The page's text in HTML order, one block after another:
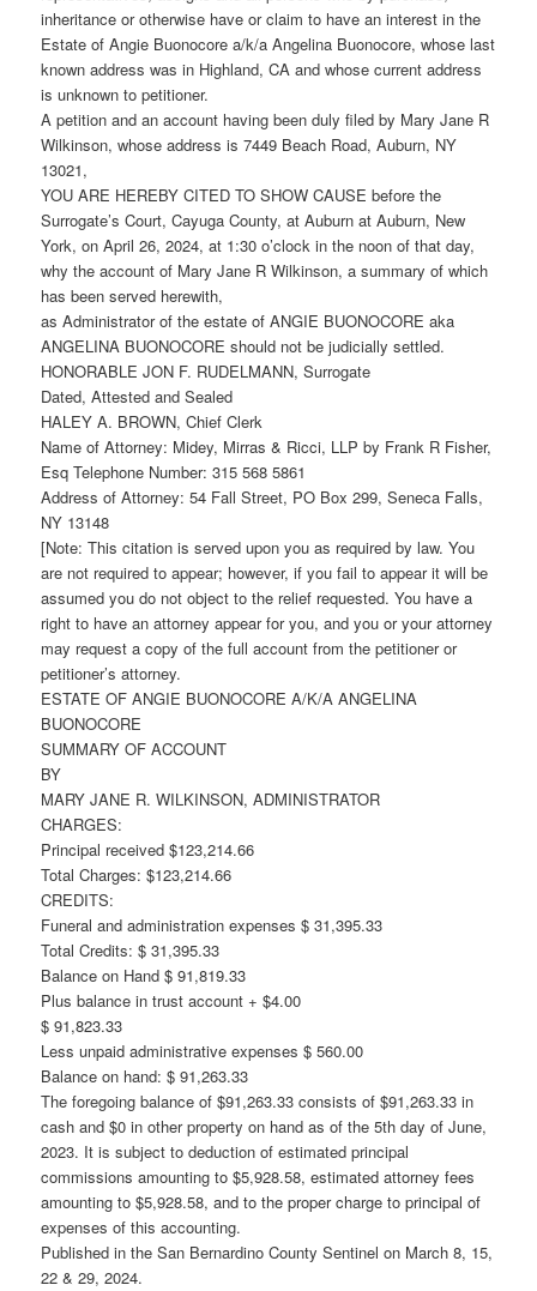
inheritance or otherwise have or claim to have an interest in the
Estate of Angie Buonocore a/k/a Angelina Buonocore, whose last
known address was in Highland, CA and whose current address
is unknown to petitioner.
A petition and an account having been duly filed by Mary Jane R
Wilkinson, whose address is 7449 Beach Road, Auburn, NY
13021,
YOU ARE HEREBY CITED TO SHOW CAUSE before the
Surrogate’s Court, Cayuga County, at Auburn at Auburn, New
York, on April 26, 2024, at 1:30 o’clock in the noon of that day,
why the account of Mary Jane R Wilkinson, a summary of which
has been served herewith,
as Administrator of the estate of ANGIE BUONOCORE aka
ANGELINA BUONOCORE should not be judicially settled.
HONORABLE JON F. RUDELMANN, Surrogate
Dated, Attested and Sealed
HALEY A. BROWN, Chief Clerk
Name of Attorney: Midey, Mirras & Ricci, LLP by Frank R Fisher,
Esq Telephone Number: 315 568 5861
Address of Attorney: 54 Fall Street, PO Box 299, Seneca Falls,
NY 13148
[Note: This citation is served upon you as required by law. You
are not required to appear; however, if you fail to appear it will be
assumed you do not object to the relief requested. You have a
right to have an attorney appear for you, and you or your attorney
may request a copy of the full account from the petitioner or
petitioner’s attorney.
ESTATE OF ANGIE BUONOCORE A/K/A ANGELINA
BUONOCORE
SUMMARY OF ACCOUNT
BY
MARY JANE R. WILKINSON, ADMINISTRATOR
CHARGES:
Principal received $123,214.66
Total Charges: $123,214.66
CREDITS:
Funeral and administration expenses $ 31,395.33
Total Credits: $ 31,395.33
Balance on Hand $ 91,819.33
Plus balance in trust account + $4.00
$ 91,823.33
Less unpaid administrative expenses $ 560.00
Balance on hand: $ 91,263.33
The foregoing balance of $91,263.33 consists of $91,263.33 in
cash and $0 in other property on hand as of the 5th day of June,
2023. It is subject to deduction of estimated principal
commissions amounting to $5,928.58, estimated attorney fees
amounting to $5,928.58, and to the proper charge to principal of
expenses of this accounting.
Published in the San Bernardino County Sentinel on March 8, 15,
22 & 29, 2024.